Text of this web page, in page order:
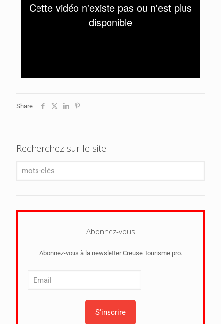
Share
Recherchez sur le site
Abonnez-vous
Abonnez-vous à la newsletter Creuse Tourisme pro.